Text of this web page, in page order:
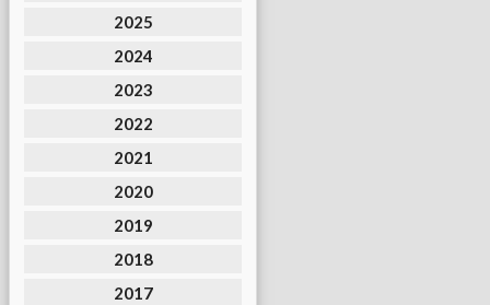
2025
2024
2023
2022
2021
2020
2019
2018
2017